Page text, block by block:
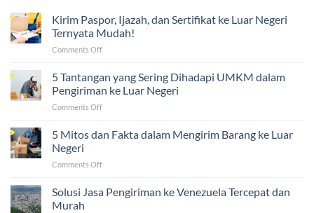
Kirim Paspor, Ijazah, dan Sertifikat ke Luar Negeri
Ternyata Mudah!
Comments Offon
Ijazah,
dan
Sertifikat
Luar
5 Tantangan yang Sering Dihadapi UMKM dalam
Pengiriman ke Luar Negeri
Comments Offon
Tantangan
Dihadapi
dalam
5 Mitos dan Fakta dalam Mengirim Barang ke Luar
Negeri
Comments Offon
Mitos
Solusi Jasa Pengiriman ke Venezuela Tercepat dan
Murah